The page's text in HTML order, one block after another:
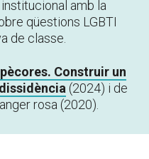
amb la
qüestions LGBTI
de classe.
Construir un
(2024) i de
rosa (2020).